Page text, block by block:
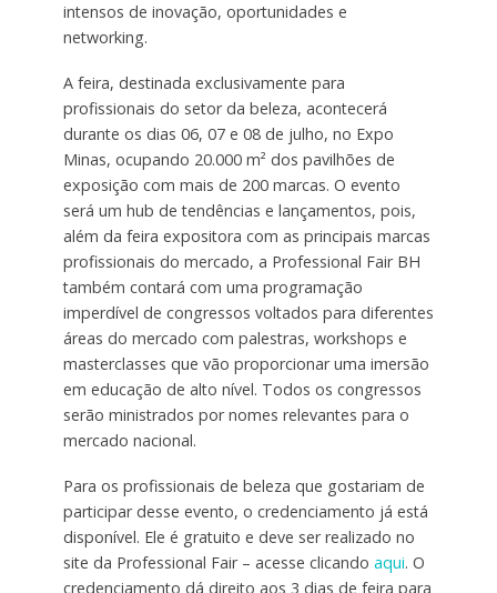
intensos de inovação, oportunidades e
networking.
A feira, destinada exclusivamente para
profissionais do setor da beleza, acontecerá
durante os dias 06, 07 e 08 de julho, no Expo
Minas, ocupando 20.000 m² dos pavilhões de
exposição com mais de 200 marcas. O evento
será um hub de tendências e lançamentos, pois,
além da feira expositora com as principais marcas
profissionais do mercado, a Professional Fair BH
também contará com uma programação
imperdível de congressos voltados para diferentes
áreas do mercado com palestras, workshops e
masterclasses que vão proporcionar uma imersão
em educação de alto nível. Todos os congressos
serão ministrados por nomes relevantes para o
mercado nacional.
Para os profissionais de beleza que gostariam de
participar desse evento, o credenciamento já está
disponível. Ele é gratuito e deve ser realizado no
site da Professional Fair – acesse clicando aqui. O
credenciamento dá direito aos 3 dias de feira para